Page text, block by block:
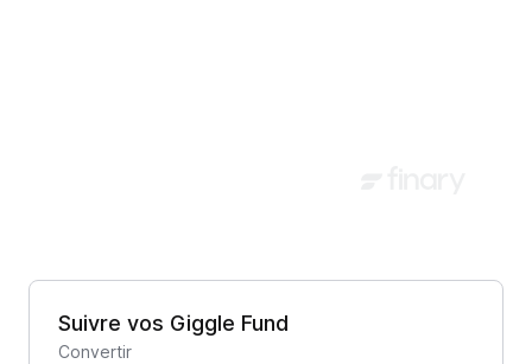
Suivre vos Giggle Fund
Convertir